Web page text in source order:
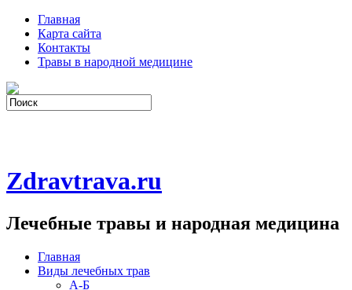
Главная
Карта сайта
Контакты
Травы в народной медицине
Zdravtrava.ru
Лечебные травы и народная медицина
Главная
Виды лечебных трав
А-Б